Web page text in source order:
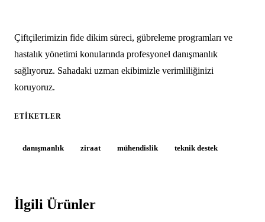
Çiftçilerimizin fide dikim süreci, gübreleme programları ve
hastalık yönetimi konularında profesyonel danışmanlık
sağlıyoruz. Sahadaki uzman ekibimizle verimliliğinizi
koruyoruz.
ETIKETLER
danışmanlık ziraat mühendislik teknik destek
İlgili Ürünler